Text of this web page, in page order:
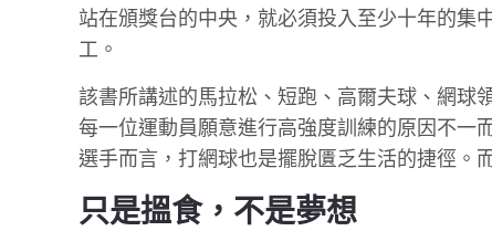
站在頒獎台的中央，就必須投入至少十年的集
工。
該書所講述的馬拉松、短跑、高爾夫球、網球
每一位運動員願意進行高強度訓練的原因不一
選手而言，打網球也是擺脫匱乏生活的捷徑。
只是搵食，不是夢想